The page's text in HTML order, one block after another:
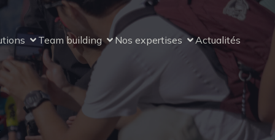
Team building Nos expertises Actualités